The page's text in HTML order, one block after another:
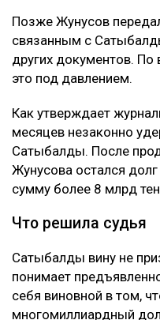
Позже Жунусов
связанным с
других документов. По
это под давлением.
Как утверждает
месяцев незаконно
Сатыбалды. После
Жунусова остался
сумму более 8 млрд
Что решила судья
Сатыбалды вину не
понимает
себя виновной в том,
многомиллиардный